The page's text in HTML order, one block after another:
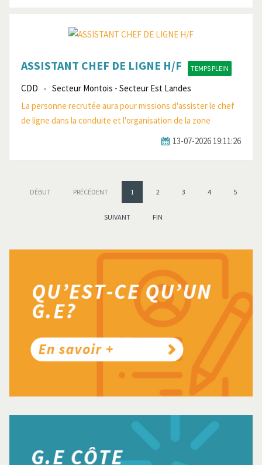
ASSISTANT CHEF DE LIGNE H/F TEMPS PLEIN
CDD
Secteur Montois - Secteur Est Landes
La personne recrutée aura pour missions d'assister le chef
de ligne dans la conduite et l'organisation de la zone
13-07-2026 19:11:26
DÉBUT PRÉCÉDENT 1 2 3 4 5
SUIVANT FIN